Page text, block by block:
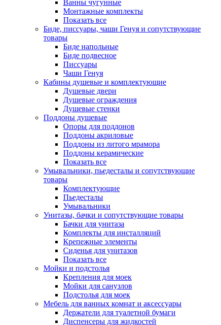
Ванны чугунные
Монтажные комплекты
Показать все
Биде, писсуары, чаши Генуя и сопутствующие
товары
Биде напольные
Биде подвесное
Писсуары
Чаши Генуя
Кабины душевые и комплектующие
Душевые двери
Душевые ограждения
Душевые стенки
Поддоны душевые
Опоры для поддонов
Поддоны акриловые
Поддоны из литого мрамора
Поддоны керамические
Показать все
Умывальники, пьедесталы и сопутствующие
товары
Комплектующие
Пьедесталы
Умывальники
Унитазы, бачки и сопутствующие товары
Бачки для унитаза
Комплекты для инсталляций
Крепежные элементы
Сиденья для унитазов
Показать все
Мойки и подстолья
Крепления для моек
Мойки для санузлов
Подстолья для моек
Мебель для ванных комнат и аксессуары
Держатели для туалетной бумаги
Диспенсеры для жидкостей